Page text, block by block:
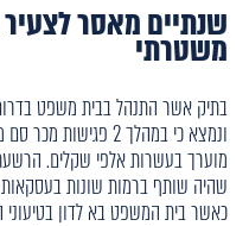
שנתיים מאסר
משטרתי
בתיק אשר התנהל בבית משפט
ונמצא כי במהלך 2
מוערך בעשרות אלפי שקלים.
שהיה שותף ברמות שונות
כאשר בית המשפט בא לדון